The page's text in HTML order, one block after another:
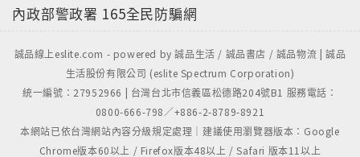
內政部警政署 165全民防騙網
誠品線上eslite.com - powered by 誠品生活 / 誠品書店 / 誠品物流 | 誠品
生活股份有限公司 (eslite Spectrum Corporation)
統一編號：27952966 | 台灣台北市信義區松德路204號B1 服務電話：
0800-666-798／+886-2-8789-8921
本網站已依台灣網站內容分級規定處理｜建議使用瀏覽器版本：Google
Chrome版本60以上 / Firefox版本48以上 / Safari 版本11以上